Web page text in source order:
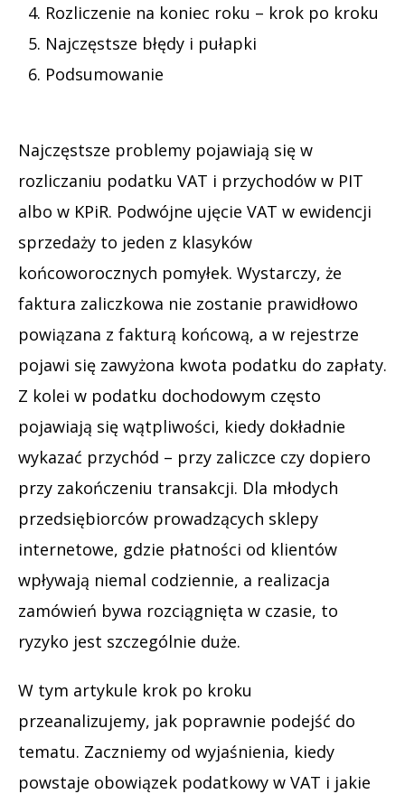
Rozliczenie na koniec roku – krok po kroku
Najczęstsze błędy i pułapki
Podsumowanie
Najczęstsze problemy pojawiają się w
rozliczaniu podatku VAT i przychodów w PIT
albo w KPiR. Podwójne ujęcie VAT w ewidencji
sprzedaży to jeden z klasyków
końcoworocznych pomyłek. Wystarczy, że
faktura zaliczkowa nie zostanie prawidłowo
powiązana z fakturą końcową, a w rejestrze
pojawi się zawyżona kwota podatku do zapłaty.
Z kolei w podatku dochodowym często
pojawiają się wątpliwości, kiedy dokładnie
wykazać przychód – przy zaliczce czy dopiero
przy zakończeniu transakcji. Dla młodych
przedsiębiorców prowadzących sklepy
internetowe, gdzie płatności od klientów
wpływają niemal codziennie, a realizacja
zamówień bywa rozciągnięta w czasie, to
ryzyko jest szczególnie duże.
W tym artykule krok po kroku
przeanalizujemy, jak poprawnie podejść do
tematu. Zaczniemy od wyjaśnienia, kiedy
powstaje obowiązek podatkowy w VAT i jakie